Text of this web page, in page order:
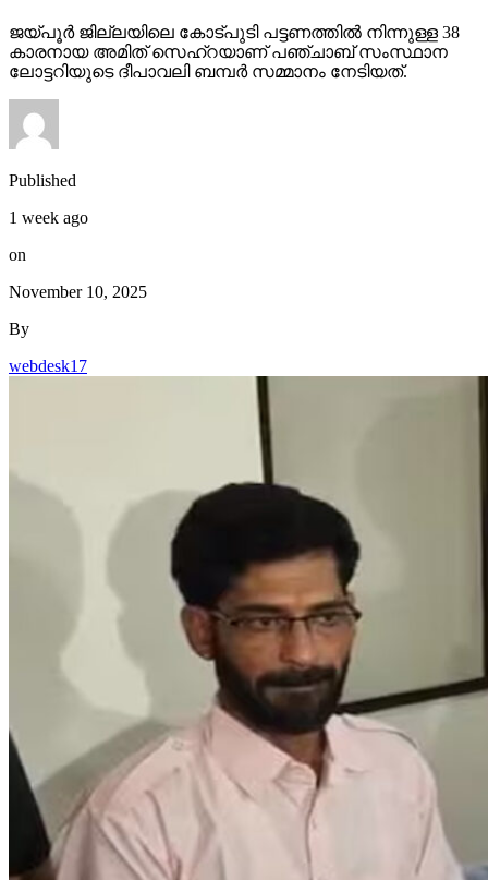
ജയ്പൂര്‍ ജില്ലയിലെ കോട്പുടി പട്ടണത്തില്‍ നിന്നുള്ള 38
കാരനായ അമിത് സെഹ്‌റയാണ് പഞ്ചാബ് സംസ്ഥാന
ലോട്ടറിയുടെ ദീപാവലി ബമ്പര്‍ സമ്മാനം നേടിയത്.
Published
1 week ago
on
November 10, 2025
By
webdesk17